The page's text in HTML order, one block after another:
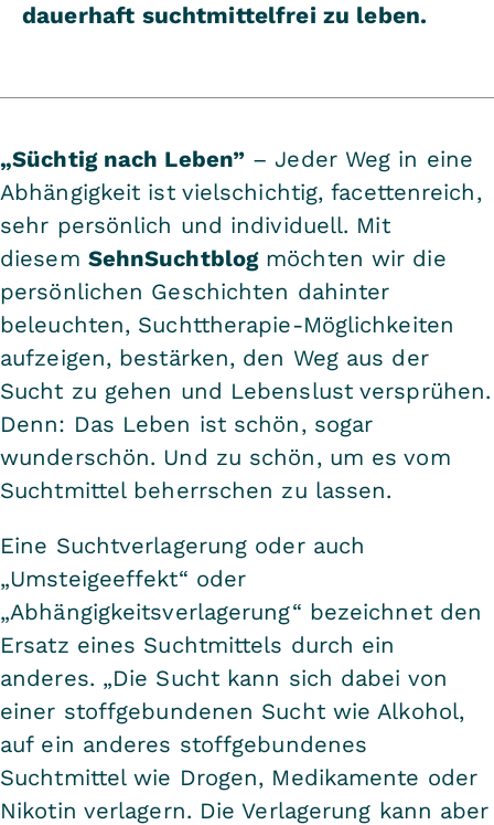
dauerhaft suchtmittelfrei zu leben.
„Süchtig nach Leben” – Jeder Weg in eine
Abhängigkeit ist vielschichtig, facettenreich,
sehr persönlich und individuell. Mit
diesem SehnSuchtblogmöchten wir die
persönlichen Geschichten dahinter
beleuchten, Suchttherapie-Möglichkeiten
aufzeigen, bestärken, den Weg aus der
Sucht zu gehen und Lebenslust versprühen.
Denn: Das Leben ist schön, sogar
wunderschön. Und zu schön, um es vom
Suchtmittel beherrschen zu lassen.
Eine Suchtverlagerung oder auch
„Umsteigeeffekt“ oder
„Abhängigkeitsverlagerung“ bezeichnet den
Ersatz eines Suchtmittels durch ein
anderes. „Die Sucht kann sich dabei von
einer stoffgebundenen Sucht wie Alkohol,
auf ein anderes stoffgebundenes
Suchtmittel wie Drogen, Medikamente oder
Nikotin verlagern. Die Verlagerung kann aber